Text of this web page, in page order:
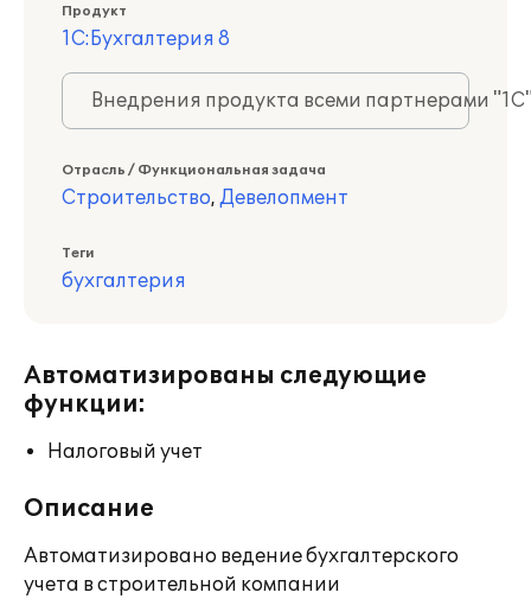
Продукт
1С:Бухгалтерия 8
Внедрения продукта всеми партнерами
Отрасль / Функциональная задача
Строительство, Девелопмент
Теги
бухгалтерия
Автоматизированы следующие
функции:
Налоговый учет
Описание
Автоматизировано ведение бухгалтерского
учета в строительной компании